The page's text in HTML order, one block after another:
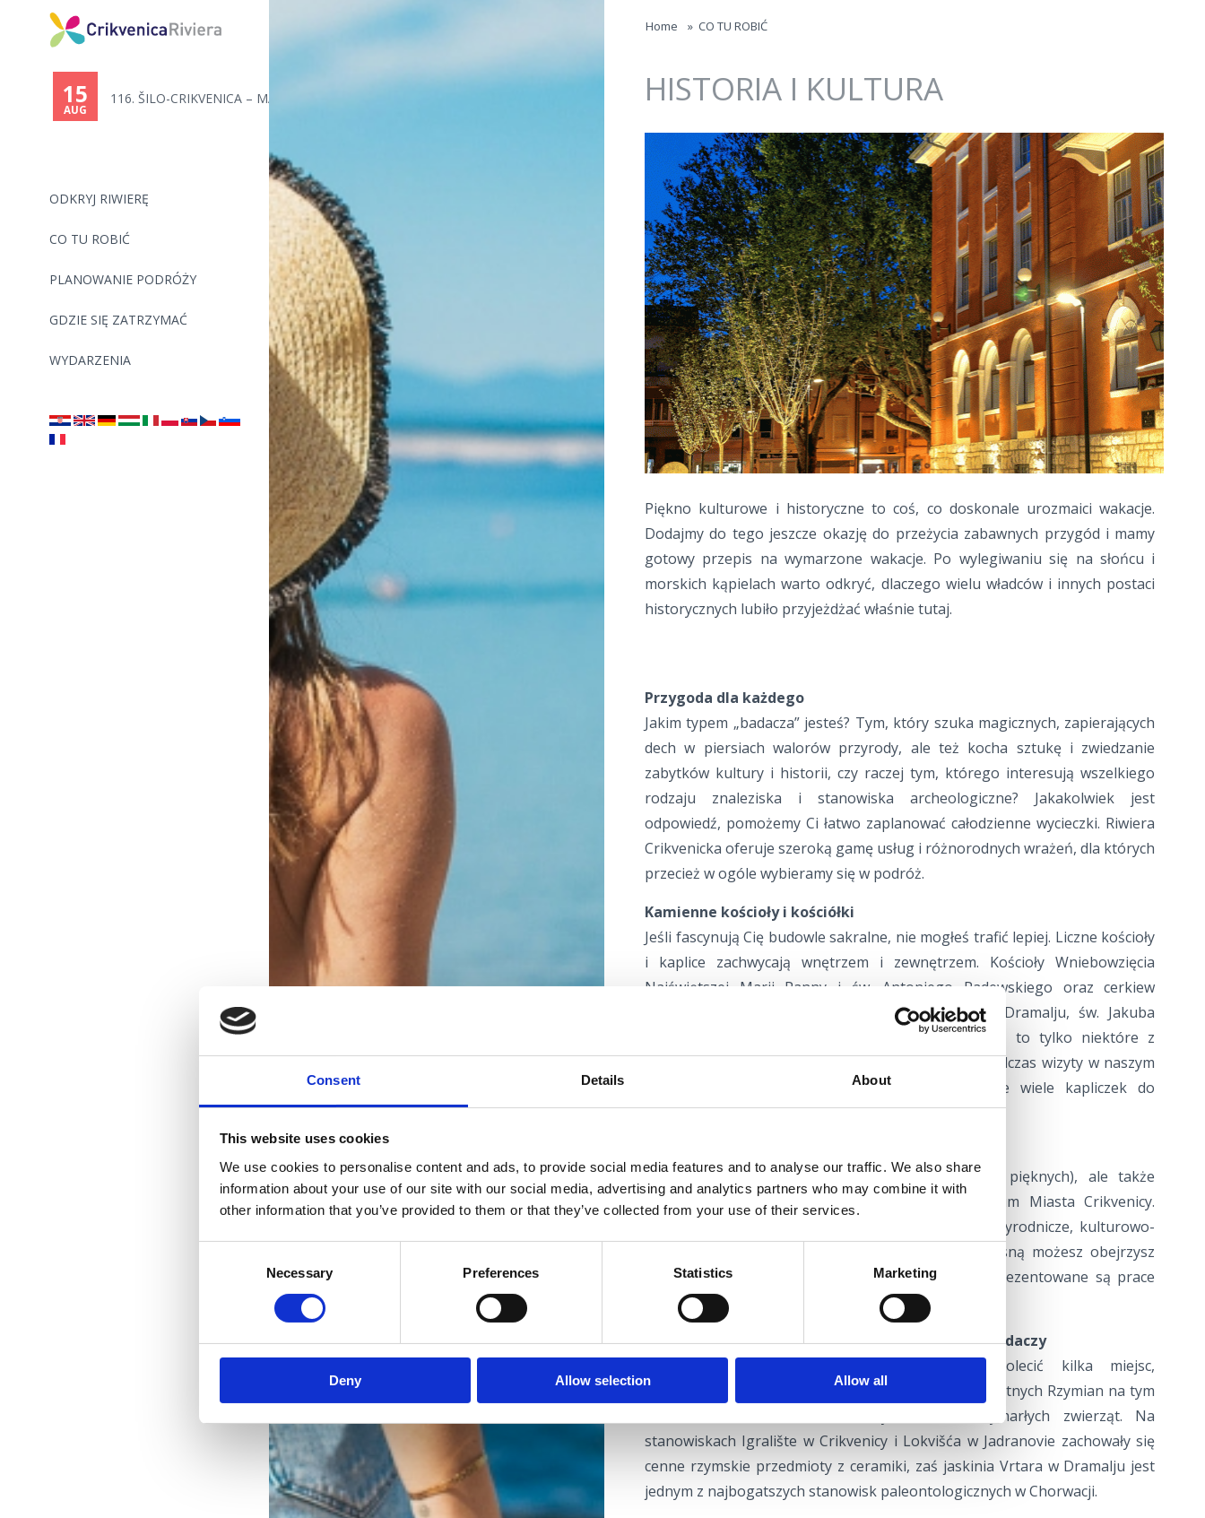
Consent Details About
This website uses cookies
We use cookies to personalise content and ads, to provide social media features and to analyse our traffic. We also share
information about your use of our site with our social media, advertising and analytics partners who may combine it with
other information that you’ve provided to them or that they’ve collected from your use of their services.
Necessary Preferences Statistics Marketing
Deny Allow selection Allow all
ODKRYJ RIWIERĘ
CO TU ROBIĆ
PLANOWANIE PODRÓŻY
GDZIE SIĘ ZATRZYMAĆ
WYDARZENIA
116. ŠILO-CRIKVENICA – MARATON...
Home » CO TU ROBIĆ
HISTORIA I KULTURA
Piękno kulturowe i historyczne to coś, co doskonale urozmaici wakacje.
Dodajmy do tego jeszcze okazję do przeżycia zabawnych przygód i mamy
gotowy przepis na wymarzone wakacje. Po wylegiwaniu się na słońcu i
morskich kąpielach warto odkryć, dlaczego wielu władców i innych postaci
historycznych lubiło przyjeżdżać właśnie tutaj.
Przygoda dla każdego
Jakim typem „badacza” jesteś? Tym, który szuka magicznych, zapierających
dech w piersiach walorów przyrody, ale też kocha sztukę i zwiedzanie
zabytków kultury i historii, czy raczej tym, którego interesują wszelkiego
rodzaju znaleziska i stanowiska archeologiczne? Jakakolwiek jest
odpowiedź, pomożemy Ci łatwo zaplanować całodzienne wycieczki. Riwiera
Crikvenicka oferuje szeroką gamę usług i różnorodnych wrażeń, dla których
przecież w ogóle wybieramy się w podróż.
Kamienne kościoły i kościółki
Jeśli fascynują Cię budowle sakralne, nie mogłeś trafić lepiej. Liczne kościoły
i kaplice zachwycają wnętrzem i zewnętrzem. Kościoły Wniebowzięcia
Najświętszej Marii Panny i św. Antoniego Padewskiego oraz cerkiew
prawosławna w Crikvenicy, kościół św. Heleny w Dramalju, św. Jakuba
Apostoła w Jadranovie i św. Katarzyny w Selcach, to tylko niektóre z
większych świątyń, których nie można przegapić podczas wizyty w naszym
regionie. Ale bez obaw – wciąż zostanie jeszcze wiele kapliczek do
zwiedzenia następnym razem.
Jeśli jesteś miłośnikiem kultury (zwłaszcza sztuk pięknych), ale także
tradycji, powinieneś zdecydowanie zwiedzić Muzeum Miasta Crikvenicy.
Można w nim podziwiać zbiory archeologiczne, przyrodnicze, kulturowo-
historyczne i rybackie. Znakomitą sztukę współczesną możesz obejrzysz
wpadając do Galerii Miejskiej w Crikvenicy, gdzie prezentowane są prace
wielu interesujących artystów.
Stanowiska archeologiczne dla niestrudzonych badaczy
Wszystkim fascynatom archeologii możemy polecić kilka miejsc,
świadczących o bogatym i dynamicznym życiu starożytnych Rzymian na tym
terenie oraz, co ciekawe, o życiu dawno wymarłych zwierząt. Na
stanowiskach Igralište w Crikvenicy i Lokvišća w Jadranovie zachowały się
cenne rzymskie przedmioty z ceramiki, zaś jaskinia Vrtara w Dramalju jest
jednym z najbogatszych stanowisk paleontologicznych w Chorwacji.